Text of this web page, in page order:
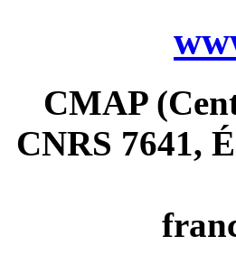
CMAP
CNRS 7641,